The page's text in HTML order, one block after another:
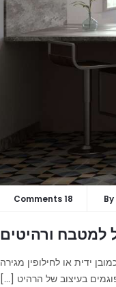
By
18 Comments
למטבח ורהיטים
ידית או לחילופין מגירה
בעיצוב של הרהיט […]